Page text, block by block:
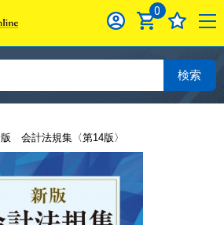
0
検索
会計法規集〈第14版〉